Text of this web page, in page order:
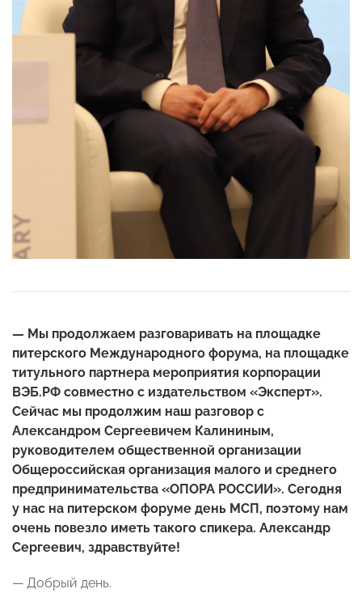
— Мы продолжаем разговаривать на площадке
питерского Международного форума, на площадке
титульного партнера мероприятия корпорации
ВЭБ.РФ совместно с издательством «Эксперт».
Сейчас мы продолжим наш разговор с
Александром Сергеевичем Калининым,
руководителем общественной организации
Общероссийская организация малого и среднего
предпринимательства «ОПОРА РОССИИ». Сегодня
у нас на питерском форуме день МСП, поэтому нам
очень повезло иметь такого спикера. Александр
Сергеевич, здравствуйте!
— Добрый день.